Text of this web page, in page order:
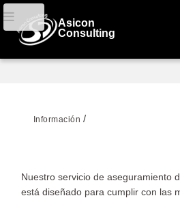
Asicon
Consulting
Información /
Nuestro servicio de aseguramiento
está diseñado para cumplir con las